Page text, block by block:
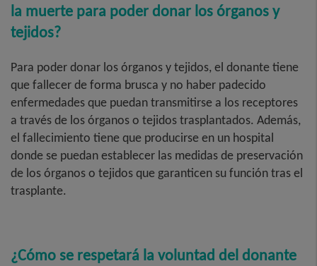
la muerte para poder donar los órganos y
tejidos?
Para poder donar los órganos y tejidos, el donante tiene
que fallecer de forma brusca y no haber padecido
enfermedades que puedan transmitirse a los receptores
a través de los órganos o tejidos trasplantados. Además,
el fallecimiento tiene que producirse en un hospital
donde se puedan establecer las medidas de preservación
de los órganos o tejidos que garanticen su función tras el
trasplante.
¿Cómo se respetará la voluntad del donante